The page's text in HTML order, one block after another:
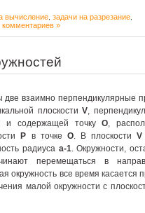
вычисление задачи на разрезание
комментариев »
взаимно перпендикулярные
плоскостиV,
и содержащей точкуO,
P в точке O. В плоскости V
радиуса a-1. Окружности,
перемещаться в
окружность все время касается
малой окружности с